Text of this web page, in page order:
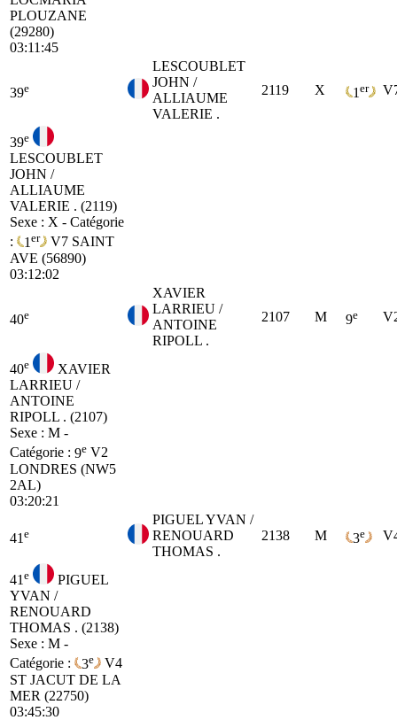
PLOUZANE
(29280)
03:11:45
39e
LESCOUBLET
JOHN /
ALLIAUME
VALERIE .
2119 X 1 er
39e
LESCOUBLET
JOHN /
ALLIAUME
VALERIE . (2119)
Sexe : X - Catégorie
:
1 er V7 SAINT
AVE (56890)
03:12:02
40e
XAVIER
LARRIEU /
ANTOINE
RIPOLL .
2107 M 9e
40e
XAVIER
LARRIEU /
ANTOINE
RIPOLL . (2107)
Sexe : M -
Catégorie : 9e V2
LONDRES (NW5
2AL)
03:20:21
41 e
PIGUEL YVAN /
RENOUARD
THOMAS .
2138 M 3e
41 e
PIGUEL
YVAN /
RENOUARD
THOMAS . (2138)
Sexe : M -
Catégorie :
3e
V4
ST JACUT DE LA
MER (22750)
03:45:30